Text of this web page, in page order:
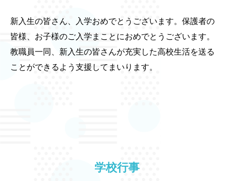
新入生の皆さん、入学おめでとうございます。保護者の
皆様、お子様のご入学まことにおめでとうございます。
教職員一同、新入生の皆さんが充実した高校生活を送る
ことができるよう支援してまいります。
学校行事